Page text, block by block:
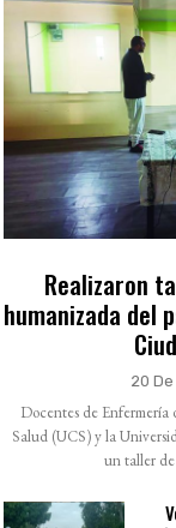
Realizaron
humanizada del
20
Docentes de
Salud (UCS) y la
un taller